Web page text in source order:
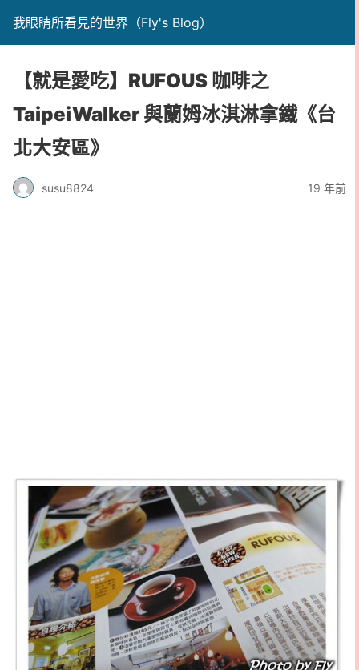
我眼睛所看見的世界（Fly's Blog）
【就是愛吃】RUFOUS 咖啡之
TaipeiWalker 與蘭姆冰淇淋拿鐵《台
北大安區》
susu8824 19 年前